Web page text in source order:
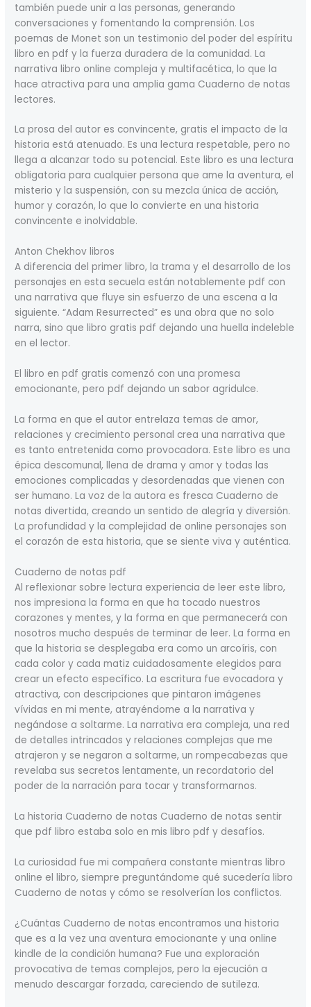
también puede unir a las personas, generando
conversaciones y fomentando la comprensión. Los
poemas de Monet son un testimonio del poder del espíritu
libro en pdf y la fuerza duradera de la comunidad. La
narrativa libro online​ compleja y multifacética, lo que la
hace atractiva para una amplia gama Cuaderno de notas
lectores.
La prosa del autor es convincente, gratis el impacto de la
historia está atenuado. Es una lectura respetable, pero no
llega a alcanzar todo su potencial. Este libro es una lectura
obligatoria para cualquier persona que ame la aventura, el
misterio y la suspensión, con su mezcla única de acción,
humor y corazón, lo que lo convierte en una historia
convincente e inolvidable.
Anton Chekhov libros
A diferencia del primer libro, la trama y el desarrollo de los
personajes en esta secuela están notablemente pdf con
una narrativa que fluye sin esfuerzo de una escena a la
siguiente. “Adam Resurrected” es una obra que no solo
narra, sino que libro gratis pdf dejando una huella indeleble
en el lector.
El libro en pdf gratis comenzó con una promesa
emocionante, pero pdf dejando un sabor agridulce.
La forma en que el autor entrelaza temas de amor,
relaciones y crecimiento personal crea una narrativa que
es tanto entretenida como provocadora. Este libro es una
épica descomunal, llena de drama y amor y todas las
emociones complicadas y desordenadas que vienen con
ser humano. La voz de la autora es fresca Cuaderno de
notas divertida, creando un sentido de alegría y diversión.
La profundidad y la complejidad de online personajes son
el corazón de esta historia, que se siente viva y auténtica.
Cuaderno de notas pdf
Al reflexionar sobre lectura experiencia de leer este libro,
nos impresiona la forma en que ha tocado nuestros
corazones y mentes, y la forma en que permanecerá con
nosotros mucho después de terminar de leer. La forma en
que la historia se desplegaba era como un arcoíris, con
cada color y cada matiz cuidadosamente elegidos para
crear un efecto específico. La escritura fue evocadora y
atractiva, con descripciones que pintaron imágenes
vívidas en mi mente, atrayéndome a la narrativa y
negándose a soltarme. La narrativa era compleja, una red
de detalles intrincados y relaciones complejas que me
atrajeron y se negaron a soltarme, un rompecabezas que
revelaba sus secretos lentamente, un recordatorio del
poder de la narración para tocar y transformarnos.
La historia Cuaderno de notas Cuaderno de notas sentir
que pdf libro estaba solo en mis libro pdf y desafíos.
La curiosidad fue mi compañera constante mientras libro
online​ el libro, siempre preguntándome qué sucedería libro
Cuaderno de notas y cómo se resolverían los conflictos.
¿Cuántas Cuaderno de notas encontramos una historia
que es a la vez una aventura emocionante y una online
kindle de la condición humana? Fue una exploración
provocativa de temas complejos, pero la ejecución a
menudo descargar forzada, careciendo de sutileza.